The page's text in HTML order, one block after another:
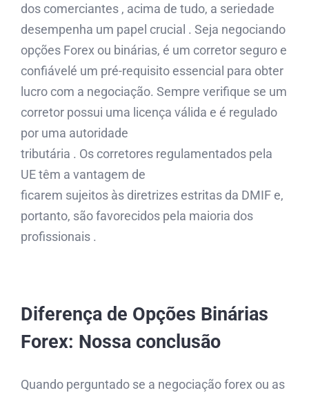
dos comerciantes , acima de tudo, a seriedade
desempenha um papel crucial . Seja negociando
opções Forex ou binárias, é um corretor seguro e
confiávelé um pré-requisito essencial para obter
lucro com a negociação. Sempre verifique se um
corretor possui uma licença válida e é regulado
por uma autoridade
tributária . Os corretores regulamentados pela
UE têm a vantagem de
ficarem sujeitos às diretrizes estritas da DMIF e,
portanto, são favorecidos pela maioria dos
profissionais .
Diferença de Opções Binárias
Forex: Nossa conclusão
Quando perguntado se a negociação forex ou as